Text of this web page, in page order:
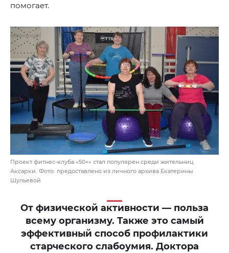
помогает.
Проект фитнес-клуба «50+» стал популярен среди жительниц
Аксарки. Фото: предоставлено из личного архива Екатерины
Шульевой
От физической активности — польза
всему организму. Также это самый
эффективный способ профилактики
старческого слабоумия. Доктора